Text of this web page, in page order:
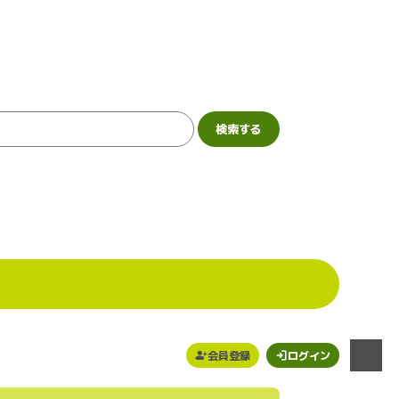
会員登録 ログイン